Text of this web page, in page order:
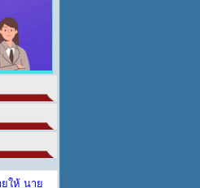
ให้ นาย